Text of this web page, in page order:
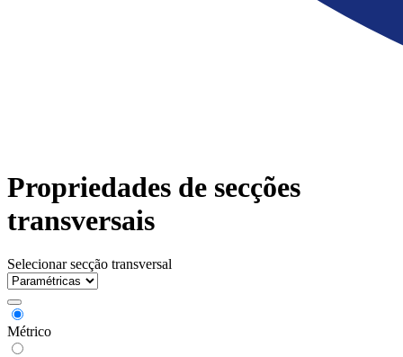
Propriedades de secções
transversais
Selecionar secção transversal
Métrico